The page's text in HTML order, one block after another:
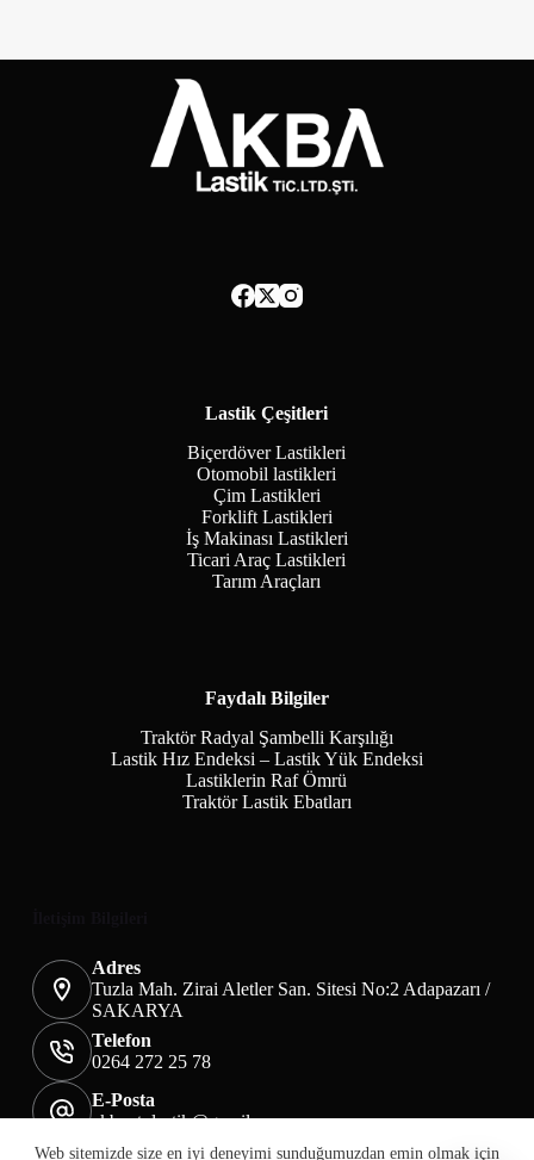
Web sitemizde size en iyi deneyimi sunduğumuzdan emin olmak için
Lastik Çeşitleri
Biçerdöver Lastikleri
Otomobil lastikleri
Çim Lastikleri
Forklift Lastikleri
İş Makinası Lastikleri
Ticari Araç Lastikleri
Tarım Araçları
Faydalı Bilgiler
Traktör Radyal Şambelli Karşılığı
Lastik Hız Endeksi – Lastik Yük Endeksi
Lastiklerin Raf Ömrü
Traktör Lastik Ebatları
Adres
Tuzla Mah. Zirai Aletler San. Sitesi No:2 Adapazarı /
SAKARYA
Telefon
0264 272 25 78
E-Posta
akbaotolastik@gmail.com
Mesafeli Satış Sözleşmesi
Teslimat&İade